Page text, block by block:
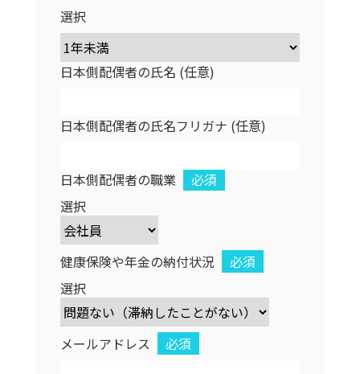
選択
日本側配偶者の氏名 (任意)
日本側配偶者の氏名フリガナ (任意)
日本側配偶者の職業
必須
選択
健康保険や年金の納付状況
必須
選択
メールアドレス 必須